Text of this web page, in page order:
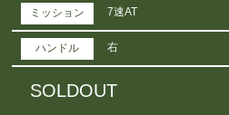
ミッション 7速AT
ハンドル 右
SOLDOUT